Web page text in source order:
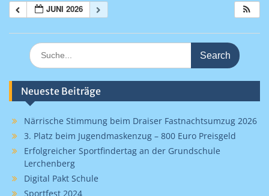
JUNI 2026
Search
for:
Neueste Beiträge
Närrische Stimmung beim Draiser Fastnachtsumzug 2026
3. Platz beim Jugendmaskenzug – 800 Euro Preisgeld
Erfolgreicher Sportfindertag an der Grundschule
Lerchenberg
Digital Pakt Schule
Sportfest 2024